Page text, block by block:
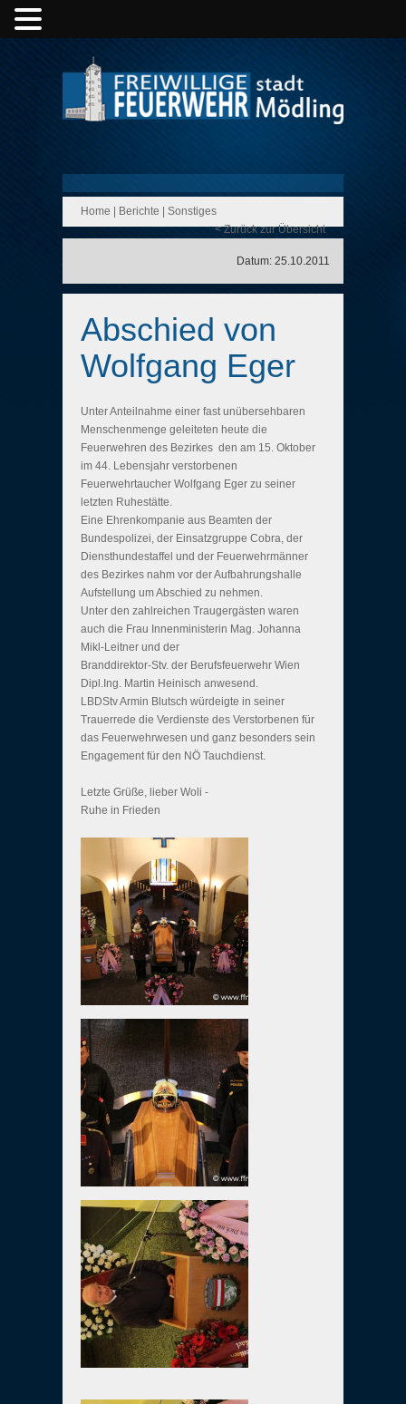
Home Berichte
Sonstiges
< Zurück zur Übersicht
Datum: 25.10.2011
Abschied von
Wolfgang Eger
Unter Anteilnahme einer fast unübersehbaren
Menschenmenge geleiteten heute die
Feuerwehren des Bezirkes den am 15. Oktober
im 44. Lebensjahr verstorbenen
Feuerwehrtaucher Wolfgang Eger zu seiner
letzten Ruhestätte.
Eine Ehrenkompanie aus Beamten der
Bundespolizei, der Einsatzgruppe Cobra, der
Diensthundestaffel und der Feuerwehrmänner
des Bezirkes nahm vor der Aufbahrungshalle
Aufstellung um Abschied zu nehmen.
Unter den zahlreichen Traugergästen waren
auch die Frau Innenministerin Mag. Johanna
Mikl-Leitner und der
Branddirektor-Stv. der Berufsfeuerwehr Wien
Dipl.Ing. Martin Heinisch anwesend.
LBDStv Armin Blutsch würdeigte in seiner
Trauerrede die Verdienste des Verstorbenen für
das Feuerwehrwesen und ganz besonders sein
Engagement für den NÖ Tauchdienst.
Letzte Grüße, lieber Woli -
Ruhe in Frieden